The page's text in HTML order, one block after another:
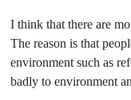
I think that there are
The reason is that
environment such as
badly to environment